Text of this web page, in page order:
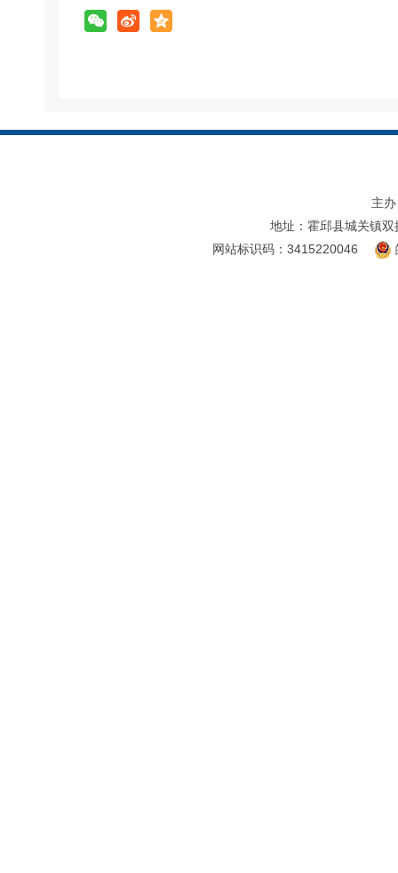
主
地址：霍邱县城关镇双
网站标识码：3415220046